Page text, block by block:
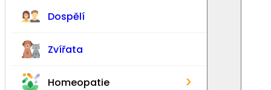
Dospělí
Zvířata
Homeopatie ›